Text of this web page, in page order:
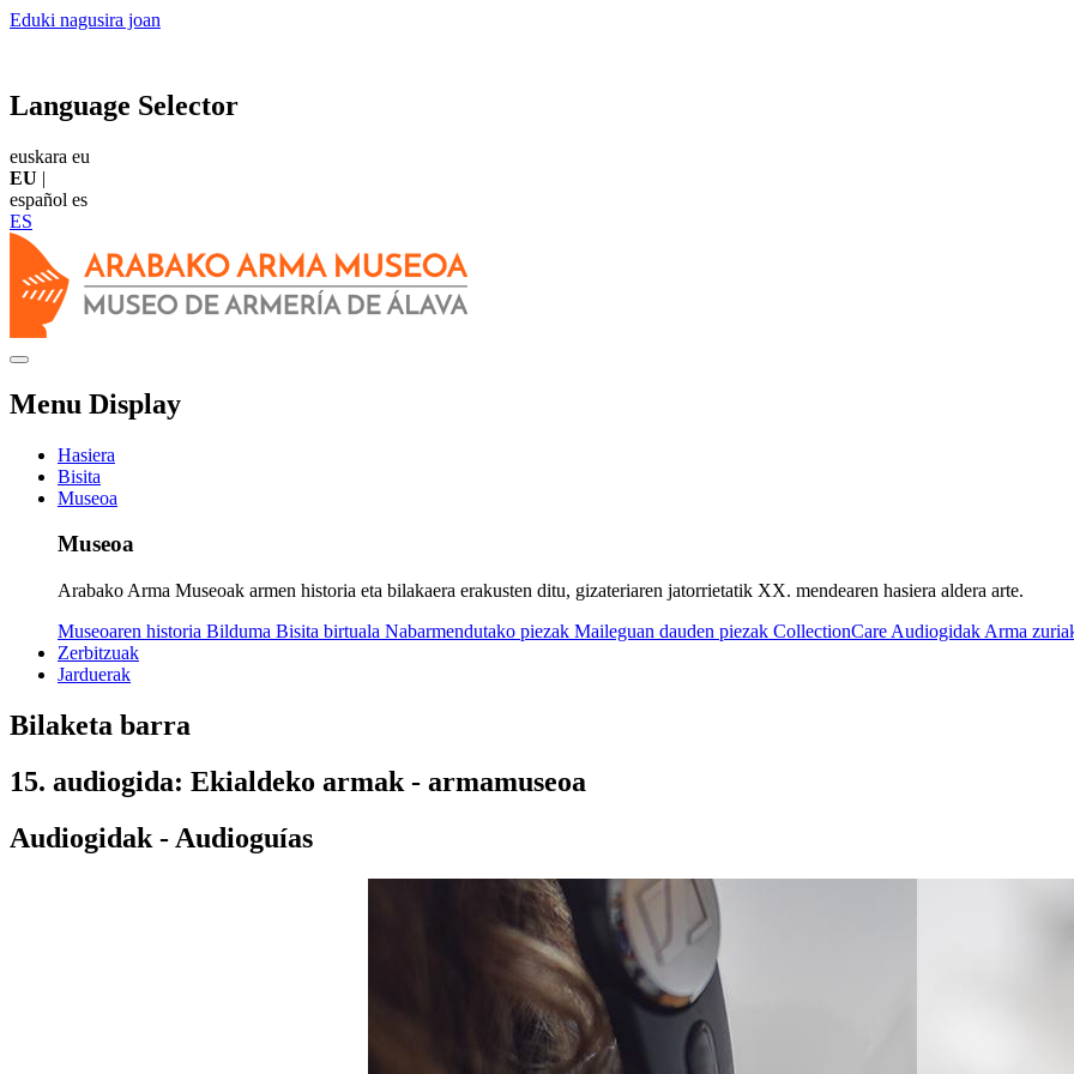
Eduki nagusira joan
Language Selector
euskara eu
EU |
español es
ES
Menu Display
Hasiera
Bisita
Museoa
Museoa
Arabako Arma Museoak armen historia eta bilakaera erakusten ditu, gizateriaren jatorrietatik XX. mendearen hasiera aldera arte.
Museoaren historia Bilduma Bisita birtuala Nabarmendutako piezak Maileguan dauden piezak CollectionCare Audiogidak Arma
Zerbitzuak
Jarduerak
Bilaketa barra
15. audiogida: Ekialdeko armak - armamuseoa
Audiogidak - Audioguías